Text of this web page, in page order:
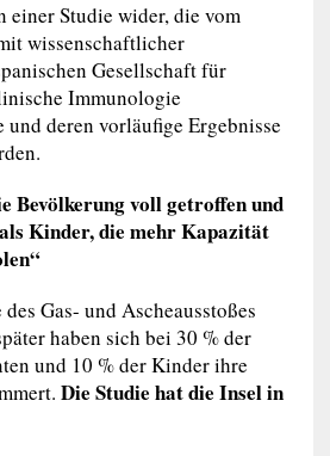
einer Studie wider, die vom
wissenschaftlicher
Gesellschaft für
Immunologie
deren vorläufige Ergebnisse
Bevölkerung voll getroffen und
Kinder, die mehr Kapazität
Gas- und Ascheausstoßes
haben sich bei 30 % der
und 10 % der Kinder ihre
Die Studie hat die Insel in